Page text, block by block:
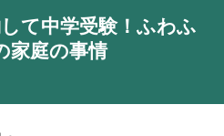
て中学受験！ふわふ
家庭の事情